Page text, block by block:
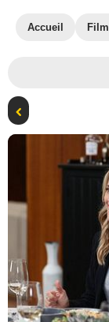
Accueil